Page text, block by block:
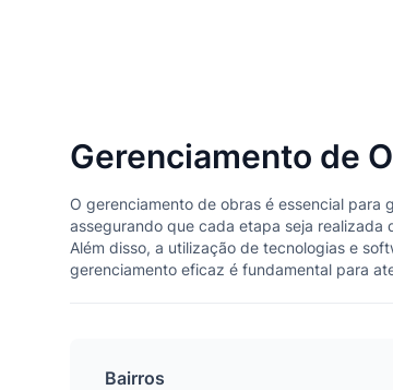
Gerenciamento de
O gerenciamento de obras é essencial para
assegurando que cada etapa seja realizada
Além disso, a utilização de tecnologias e
gerenciamento eficaz é fundamental para
Bairros